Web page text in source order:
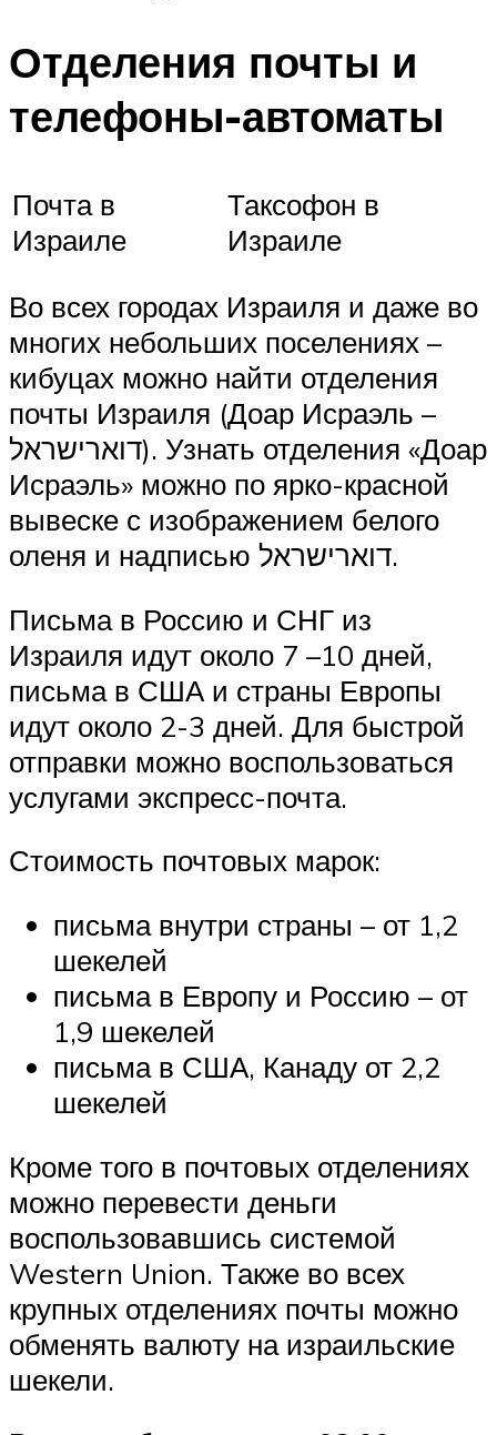
Отделения почты и
телефоны-автоматы
Почта в
Израиле
Таксофон в
Израиле
Во всех городах Израиля и даже во
многих небольших поселениях –
кибуцах можно найти отделения
почты Израиля (Доар Исраэль –
דוארישראל). Узнать отделения «Доар
Исраэль» можно по ярко-красной
вывеске с изображением белого
оленя и надписью דוארישראל.
Письма в Россию и СНГ из
Израиля идут около 7 –10 дней,
письма в США и страны Европы
идут около 2-3 дней. Для быстрой
отправки можно воспользоваться
услугами экспресс-почта.
Стоимость почтовых марок:
письма внутри страны – от 1,2
шекелей
письма в Европу и Россию – от
1,9 шекелей
письма в США, Канаду от 2,2
шекелей
Кроме того в почтовых отделениях
можно перевести деньги
воспользовавшись системой
Western Union. Также во всех
крупных отделениях почты можно
обменять валюту на израильские
шекели.